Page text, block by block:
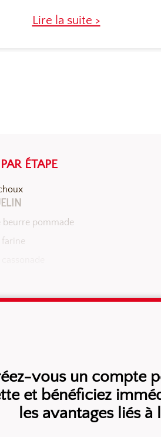
Lire la suite >
ÉTAPE
beurre pommade
farine
vous un compte
et bénéficiez
les avantages liés à